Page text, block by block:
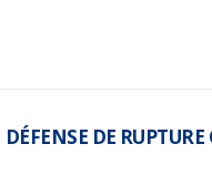
DÉFENSE DE